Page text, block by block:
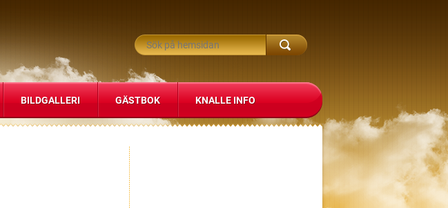
BILDGALLERI GÄSTBOK KNALLE INFO